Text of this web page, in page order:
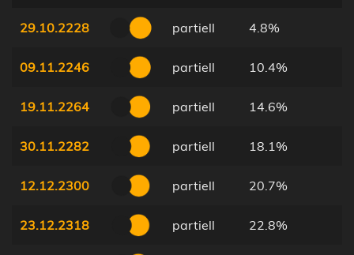
29.10.2228 partiell 4.8%
09.11.2246 partiell 10.4%
19.11.2264 partiell 14.6%
30.11.2282 partiell 18.1%
12.12.2300 partiell 20.7%
23.12.2318 partiell 22.8%